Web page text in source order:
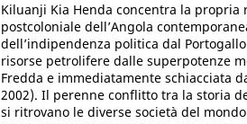
Kiluanji Kia Henda concentra la propria
postcoloniale dell’Angola
dell’indipendenza politica dal
risorse petrolifere dalle superpotenze
Fredda e immediatamente schiacciata
2002). Il perenne conflitto tra la storia
si ritrovano le diverse società del